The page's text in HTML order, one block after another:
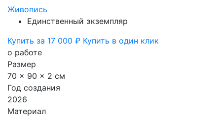
Живопись
Единственный экземпляр
Купить за 17 000 ₽ Купить в один клик
о работе
Размер
70 x 90 x 2 см
Год создания
2026
Материал